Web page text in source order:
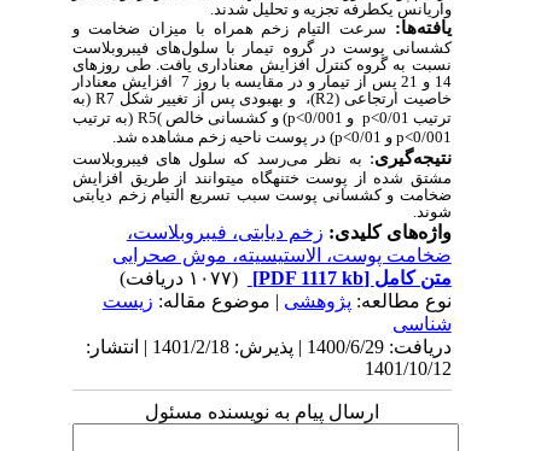
واریانس یکطرفه تجزیه و تحلیل شدند.
یافتهها: سرعت التیام زخم همراه با میزان ضخامت و
کشسانی پوست در گروه تیمار با سلول‌های فیبروبلاست
نسبت به گروه کنترل افزایش معناداری یافت. طی روزهای
14 و 21 پس از تیمار و در مقایسه با روز 7 افزایش معنادار
خاصیت ارتجاعی(R2)، و بهبودی پس از تغییر شکلR7(به
ترتیب 0/01>
p و 0/001> p) و کشسانی خالص(
R5(به ترتیب
0/001>
p و 0/01> p) در پوست ناحیه زخم مشاهده شد.
نتیجهگیری: به نظر می‌رسد که سلول­ های فیبروبلاست
مشتق شده از پوست ختنه­گاه می­توانند از طریق افزایش
ضخامت و کشسانی پوست سبب تسریع التیام زخم دیابتی
شوند.
واژه‌های کلیدی:زخم دیابتی، فیبروبلاست،
ضخامت پوست، الاستیسیته، موش صحرایی
متن کامل[PDF 1117 kb]
نوع مطالعه:پژوهشی| موضوع مقاله:زیست
شناسی
دریافت: 1400/6/29 | پذیرش: 1401/2/18 | انتشار:
1401/10/12
ارسال پیام به نویسنده مسئول